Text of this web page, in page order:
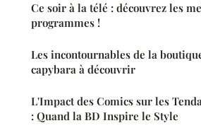
Ce soir à la télé : découvrez les
programmes !
Les incontournables de la
capybara à découvrir
L'Impact des Comics sur les
: Quand la BD Inspire le Style